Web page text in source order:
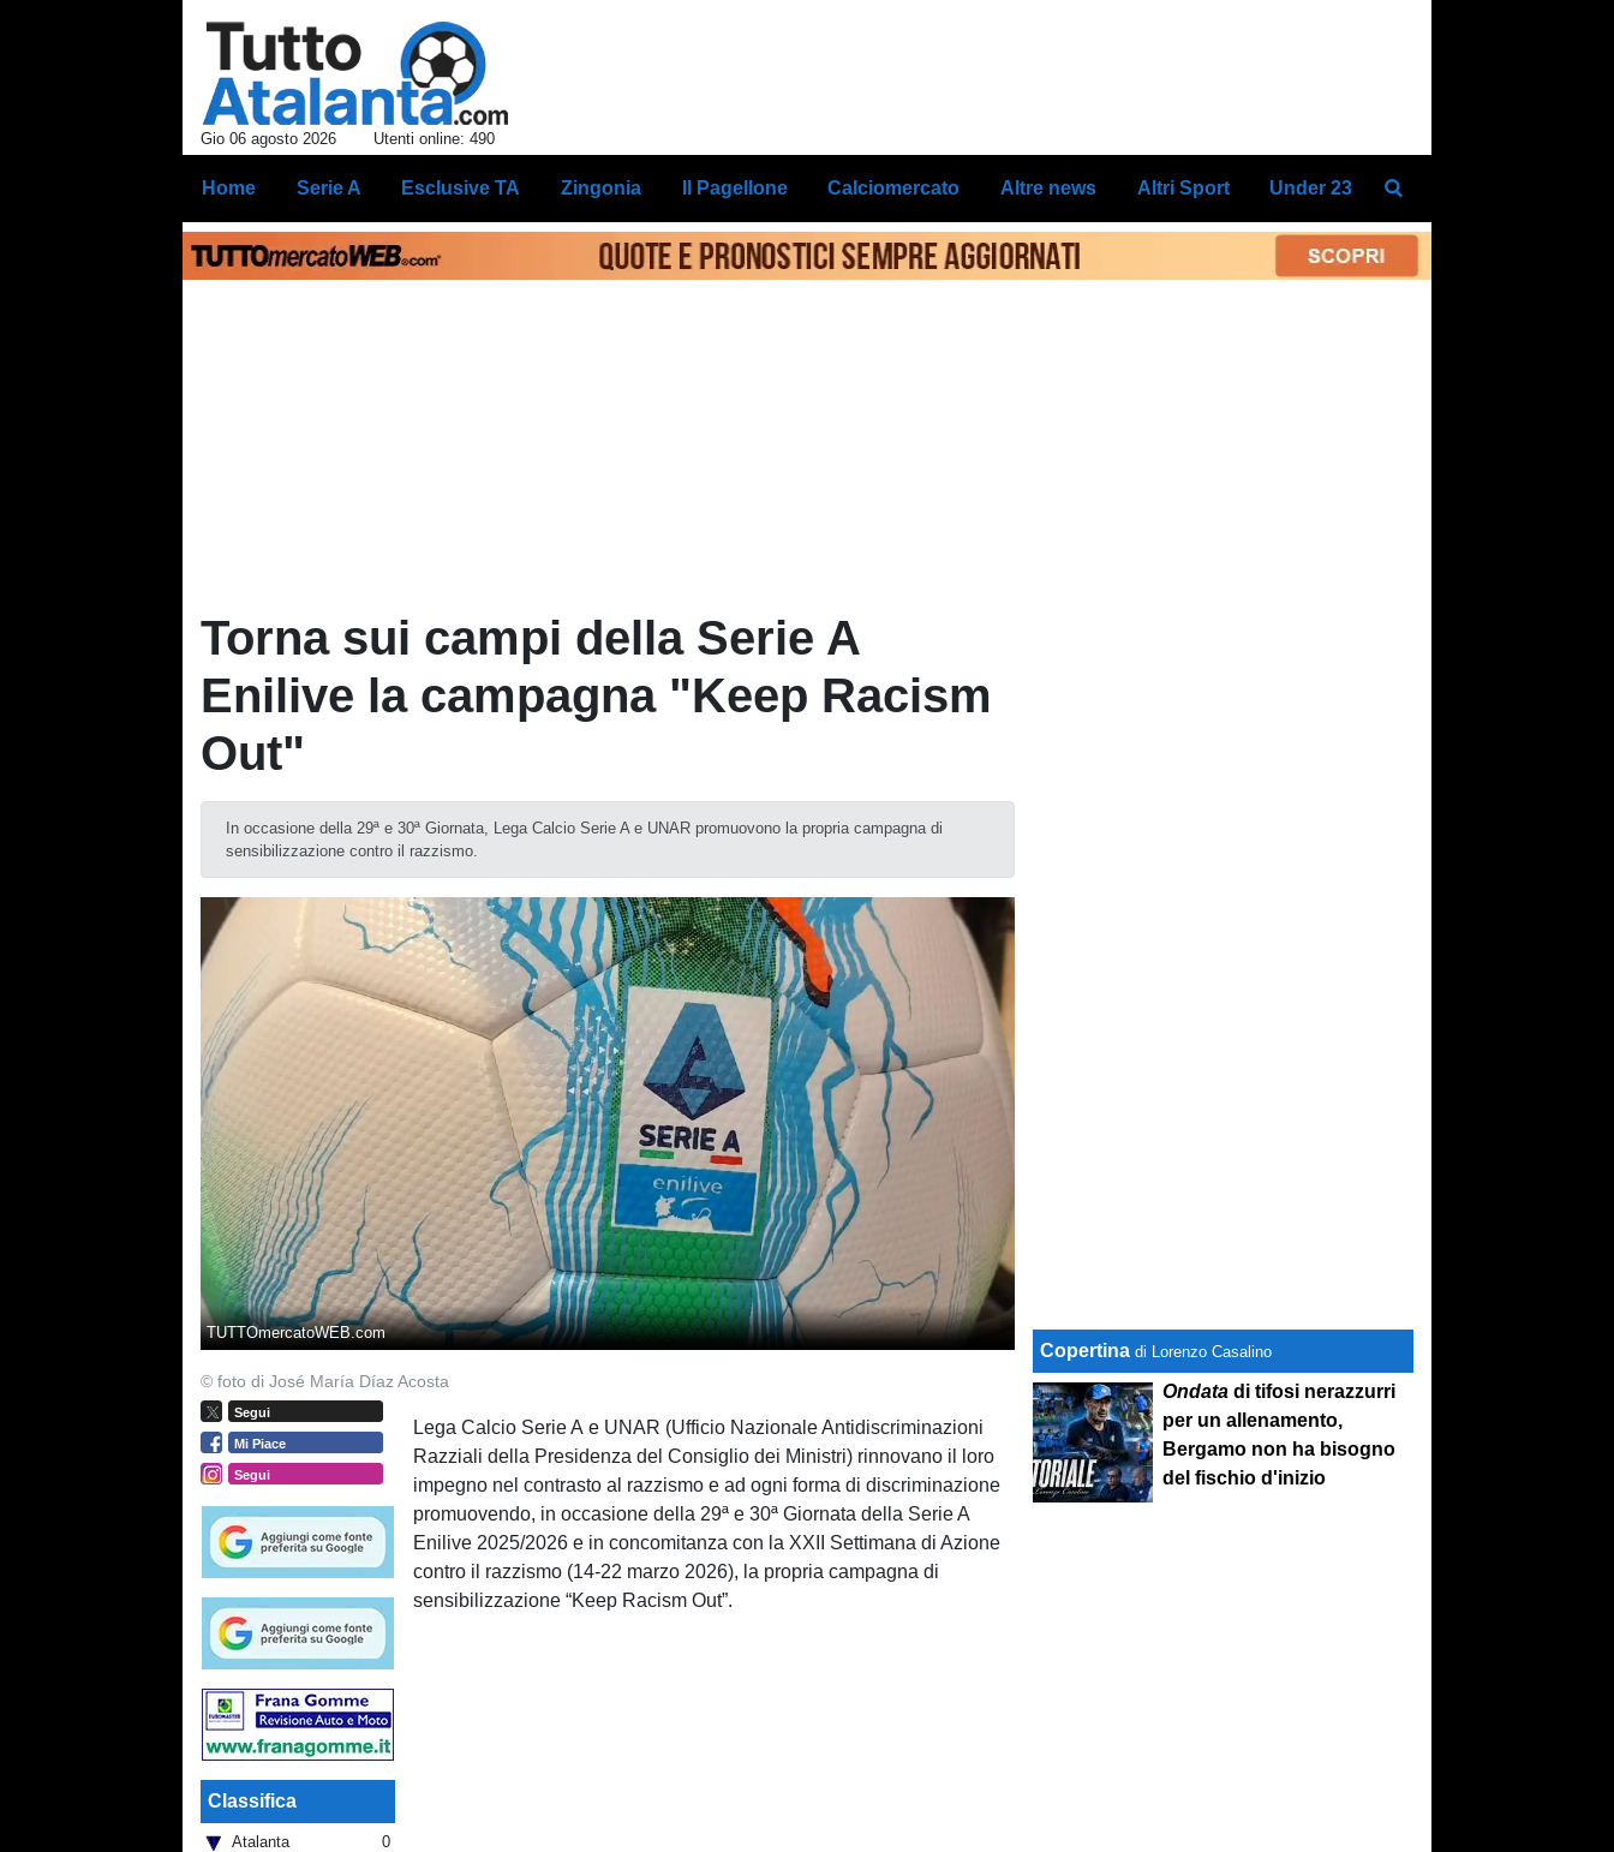
Gio 06 agosto 2026 Utenti online: 490
Home Serie A Esclusive TA Zingonia Il Pagellone Calciomercato Altre news Altri Sport Under 23
Torna sui campi della Serie A
Enilive la campagna "Keep Racism
Out"
In occasione della 29ª e 30ª Giornata, Lega Calcio Serie A e UNAR promuovono la propria campagna di
sensibilizzazione contro il razzismo.
TUTTOmercatoWEB.com
© foto di José María Díaz Acosta
Segui
Mi Piace
Segui
Classifica
Atalanta
0
Lega Calcio Serie A e UNAR (Ufficio Nazionale Antidiscriminazioni
Razziali della Presidenza del Consiglio dei Ministri) rinnovano il loro
impegno nel contrasto al razzismo e ad ogni forma di discriminazione
promuovendo, in occasione della 29ª e 30ª Giornata della Serie A
Enilive 2025/2026 e in concomitanza con la XXII Settimana di Azione
contro il razzismo (14-22 marzo 2026), la propria campagna di
sensibilizzazione “Keep Racism Out”.
Copertina di Lorenzo Casalino
Ondata di tifosi nerazzurri
per un allenamento,
Bergamo non ha bisogno
del fischio d'inizio